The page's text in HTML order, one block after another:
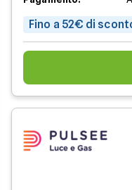
Fino a 52€ di